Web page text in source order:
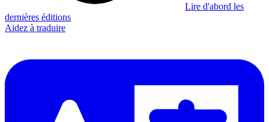
Lire d'abord les
dernières éditions
Aidez à traduire